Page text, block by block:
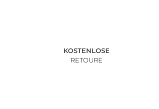
KOSTENLOSE
RETOURE